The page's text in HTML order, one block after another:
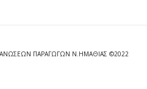
ΠΑΡΑΓΩΓΩΝ Ν.ΗΜΑΘΙΑΣ ©2022